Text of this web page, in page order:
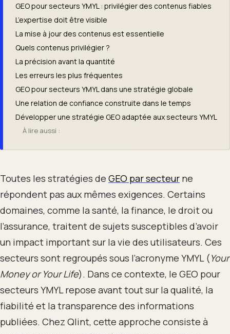
GEO pour secteurs YMYL : privilégier des contenus fiables
L’expertise doit être visible
La mise à jour des contenus est essentielle
Quels contenus privilégier ?
La précision avant la quantité
Les erreurs les plus fréquentes
GEO pour secteurs YMYL dans une stratégie globale
Une relation de confiance construite dans le temps
Développer une stratégie GEO adaptée aux secteurs YMYL
À lire aussi :
Toutes les stratégies de GEO par secteur ne
répondent pas aux mêmes exigences. Certains
domaines, comme la santé, la finance, le droit ou
l’assurance, traitent de sujets susceptibles d’avoir
un impact important sur la vie des utilisateurs. Ces
secteurs sont regroupés sous l’acronyme YMYL (Your
Money or Your Life). Dans ce contexte, le GEO pour
secteurs YMYL repose avant tout sur la qualité, la
fiabilité et la transparence des informations
publiées. Chez Qlint, cette approche consiste à